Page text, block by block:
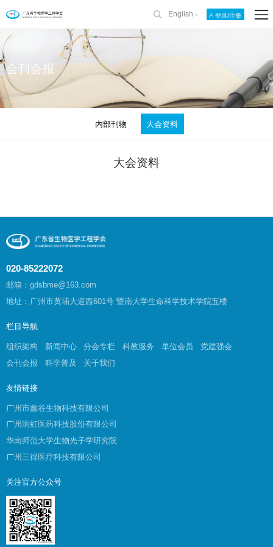
English 登录/注册
会刊会报
内部刊物 大会资料
大会资料
020-85222072
邮箱：gdsbme@163.com
地址：广州市黄埔大道西601号 暨南大学生命科学技术学院五楼
栏目导航
组织架构 新闻中心 分会专栏 科教服务 单位会员
党建强会
会刊会报
科学普及 关于我们
友情链接
广州市鑫谷生物科技有限公司
广州润虹医药科技股份有限公司
华南师范大学生物光子学研究院
广州三得医疗科技有限公司
关注官方公众号